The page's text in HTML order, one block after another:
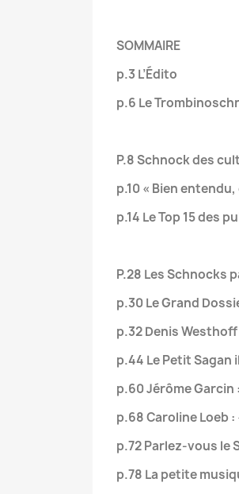
SOMMAIRE
p.3 L’Édito
p.6 Le
P.8 Schnock des
p.10 « Bien entendu,
p.14 Le Top 15 des
P.28 Les Schnocks
p.30 Le Grand
p.32 Denis Westhoff
p.44 Le Petit Sagan
p.60 Jérôme Garcin
p.68 Caroline Loeb :
p.72 Parlez-vous le
p.78 La petite